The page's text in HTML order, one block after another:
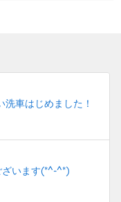
洗車はじめました！
ざいます(*^-^*)